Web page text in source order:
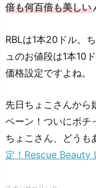
倍も何百倍も美しい
RBLは1本20ドル。
ュのお値段は1本10
価格設定ですよね。
先日ちょこさんから
ペーン！ついにポチ
ちょこさん、どう
定！Rescue Beauty